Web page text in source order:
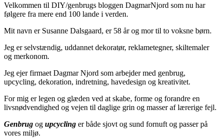
Velkommen til DIY/genbrugs bloggen DagmarNjord som nu har
følgere fra mere end 100 lande i verden.
Mit navn er Susanne Dalsgaard, er 58 år og mor til to voksne børn.
Jeg er selvstændig, uddannet dekoratør, reklametegner, skiltemaler
og merkonom.
Jeg ejer firmaet Dagmar Njord som arbejder med genbrug,
upcycling, dekoration, indretning, havedesign og kreativitet.
For mig er legen og glæden ved at skabe, forme og forandre en
livsnødvendighed og vejen til daglige grin og masser af lærerige fejl.
Genbrug og upcycling er både sjovt og sund fornuft og passer på
vores miljø.